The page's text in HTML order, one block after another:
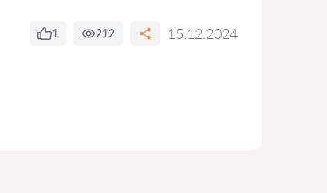
1 212 15.12.2024